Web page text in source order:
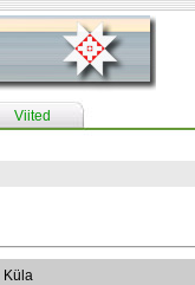
Viited
Küla